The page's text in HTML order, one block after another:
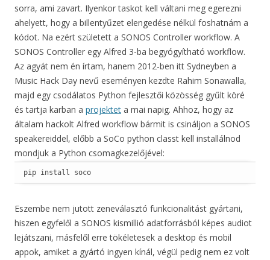
sorra, ami zavart. Ilyenkor taskot kell váltani meg egerezni
ahelyett, hogy a billentyűzet elengedése nélkül foshatnám a
kódot. Na ezért született a SONOS Controller workflow. A
SONOS Controller egy Alfred 3-ba begyógyítható workflow.
Az agyát nem én írtam, hanem 2012-ben itt Sydneyben a
Music Hack Day nevű eseményen kezdte Rahim Sonawalla,
majd egy csodálatos Python fejlesztői közösség gyűlt köré
és tartja karban a projektet a mai napig. Ahhoz, hogy az
általam hackolt Alfred workflow bármit is csináljon a SONOS
speakereiddel, előbb a SoCo python classt kell installálnod
mondjuk a Python csomagkezelőjével:
pip install soco
Eszembe nem jutott zeneválasztó funkcionalitást gyártani,
hiszen egyfelől a SONOS kismillió adatforrásból képes audiot
lejátszani, másfelől erre tökéletesek a desktop és mobil
appok, amiket a gyártó ingyen kínál, végül pedig nem ez volt